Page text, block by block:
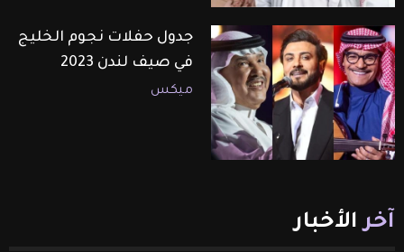
جدول حفلات نجوم الخليج
في صيف لندن 2023
ميكس
آخر الأخبار